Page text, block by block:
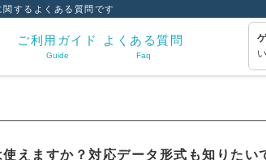
するよくある質問です
ご利用ガイド
Guide
よくある質問
Faq
えますか？対応データ形式も知りたい